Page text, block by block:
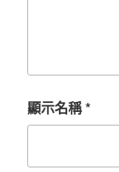
顯示名稱*